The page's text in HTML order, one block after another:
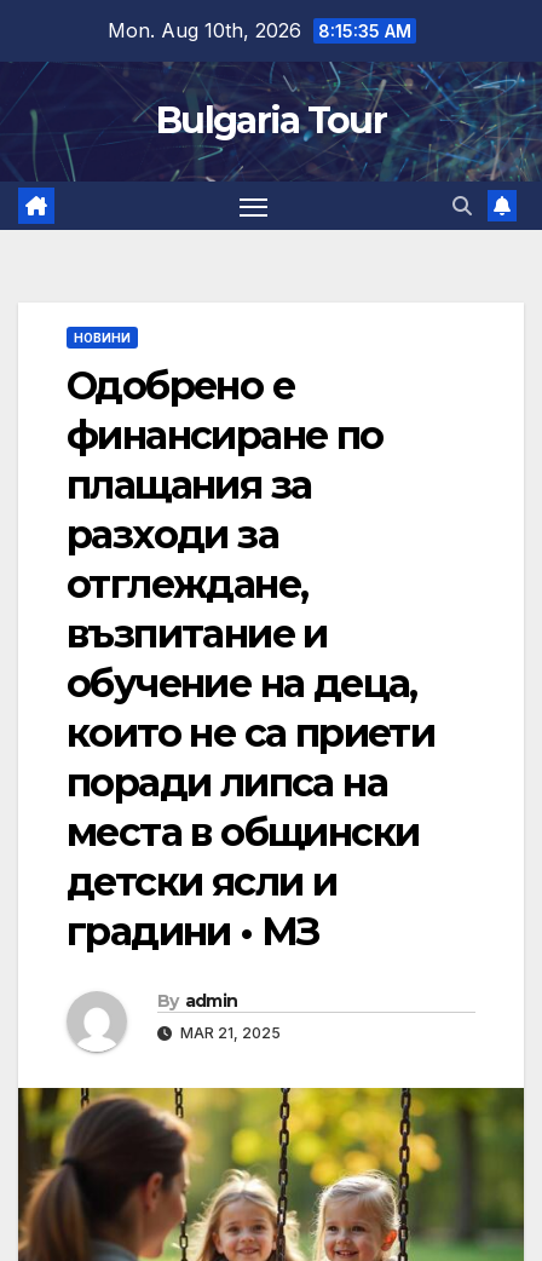
content
Mon. Aug 10th, 2026 8:15:37 AM
Bulgaria Tour
НОВИНИ
Одобрено е
финансиране по
плащания за
разходи за
отглеждане,
възпитание и
обучение на деца,
които не са приети
поради липса на
места в общински
детски ясли и
градини • МЗ
By admin
MAR 21, 2025